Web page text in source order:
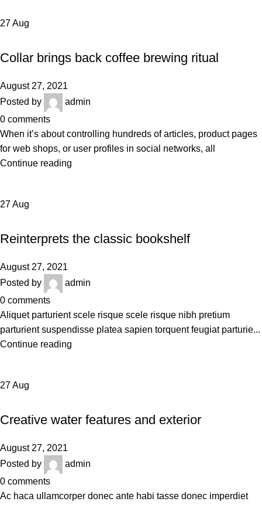
27Aug
Collar brings back coffee brewing ritual
August 27, 2021
Posted by
admin
0 comments
When it’s about controlling hundreds of articles, product pages
for web shops, or user profiles in social networks, all
Continue reading
27Aug
Reinterprets the classic bookshelf
August 27, 2021
Posted by
admin
0 comments
Aliquet parturient scele risque scele risque nibh pretium
parturient suspendisse platea sapien torquent feugiat parturie...
Continue reading
27Aug
Creative water features and exterior
August 27, 2021
Posted by
admin
0 comments
Ac haca ullamcorper donec ante habi tasse donec imperdiet